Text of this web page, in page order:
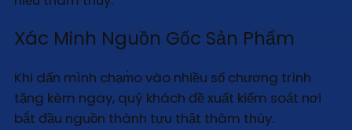
Xác Minh Nguồn Gốc Sản Phẩm
Khi dấn mình chạm̀o vào nhiều số chương trình
tặng kèm ngay, quý khách đề xuất kiểm soát nơi
bắt đầu nguồn thành tựu thật thâm thúy.